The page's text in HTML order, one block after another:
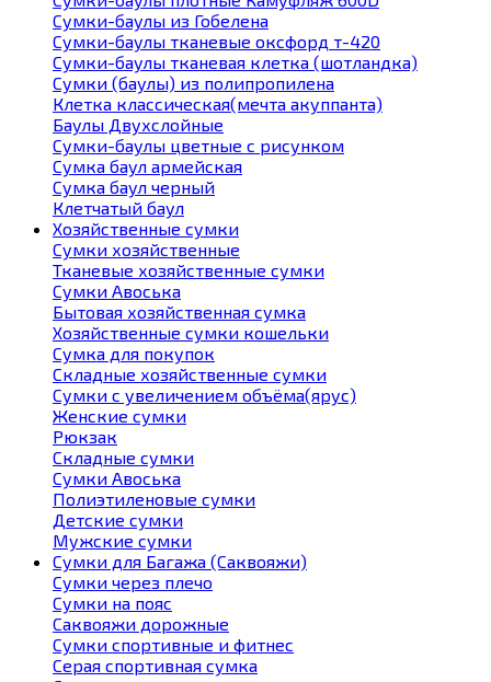
Сумки-баулы из Гобелена
Сумки-баулы тканевые оксфорд т-420
Сумки-баулы тканевая клетка (шотландка)
Сумки (баулы) из полипропилена
Клетка классическая(мечта акуппанта)
Баулы Двухслойные
Сумки-баулы цветные с рисунком
Сумка баул армейская
Сумка баул черный
Клетчатый баул
Хозяйственные сумки
Сумки хозяйственные
Тканевые хозяйственные сумки
Сумки Авоська
Бытовая хозяйственная сумка
Хозяйственные сумки кошельки
Сумка для покупок
Складные хозяйственные сумки
Сумки с увеличением объёма(ярус)
Женские сумки
Рюкзак
Складные сумки
Сумки Авоська
Полиэтиленовые сумки
Детские сумки
Мужские сумки
Сумки для Багажа (Саквояжи)
Сумки через плечо
Сумки на пояс
Саквояжи дорожные
Сумки спортивные и фитнес
Серая спортивная сумка